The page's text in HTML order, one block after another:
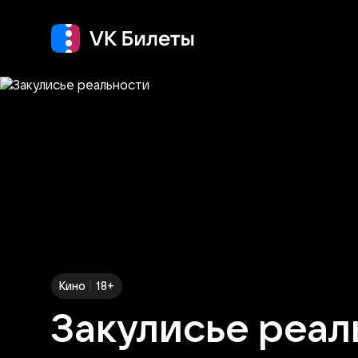
Кино | 18+
Закулисье